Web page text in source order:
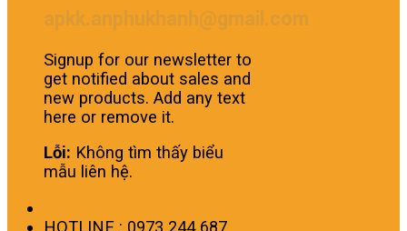
Signup for our newsletter to
get notified about sales and
new products. Add any text
here or remove it.
Lỗi: Không tìm thấy biểu
mẫu liên hệ.
HOTLINE : 0973 244 687